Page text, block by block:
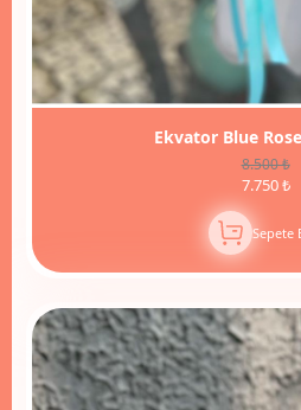
Ekvator Blue
8.500 ₺
7.750 ₺
Sepete